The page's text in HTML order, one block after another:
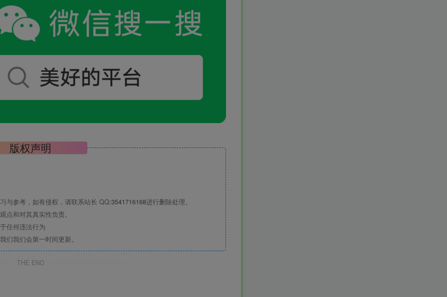
版权声明
与参考，如有侵权，请联系站长 QQ:3541716168进行删除处理。
和对其真实性负责。
任何违法行为
我们会第一时间更新。
THE END